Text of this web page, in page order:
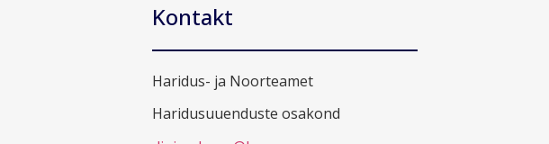
Kontakt
Haridus- ja Noorteamet
Haridusuuenduste osakond